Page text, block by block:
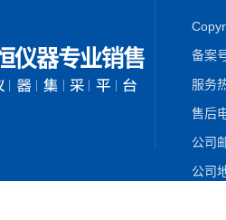
备案
服务
售后
公司
公司